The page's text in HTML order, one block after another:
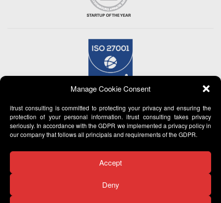
Manage Cookie Consent
itrust consulting is committed to protecting your privacy and ensuring the
protection of your personal information. itrust consulting takes privacy
seriously. In accordance with the GDPR we implemented a privacy policy in
our company that follows all principals and requirements of the GDPR.
Accept
Deny